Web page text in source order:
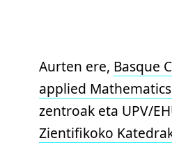
Aurten ere, Basque
applied Mathematics
zentroak eta UPV/
Zientifikoko